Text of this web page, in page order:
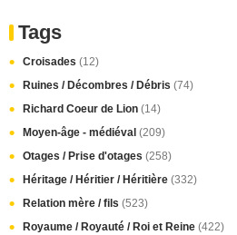
Tags
Croisades (12)
Ruines / Décombres / Débris (74)
Richard Coeur de Lion (14)
Moyen-âge - médiéval (209)
Otages / Prise d'otages (258)
Héritage / Héritier / Héritière (332)
Relation mère / fils (523)
Royaume / Royauté / Roi et Reine (422)